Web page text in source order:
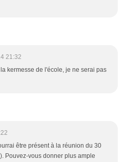
21:32
kermesse de l'école, je ne serai pas
être présent à la réunion du 30
Pouvez-vous donner plus ample